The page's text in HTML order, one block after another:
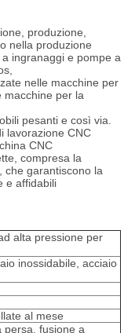
produzione,
nella produzione
ingranaggi e pompe a
nelle macchine per
macchine per la
pesanti e così via.
lavorazione CNC
CNC
compresa la
che garantiscono la
e affidabili
alta pressione per
inossidabile, acciaio
al mese
persa, fusione a